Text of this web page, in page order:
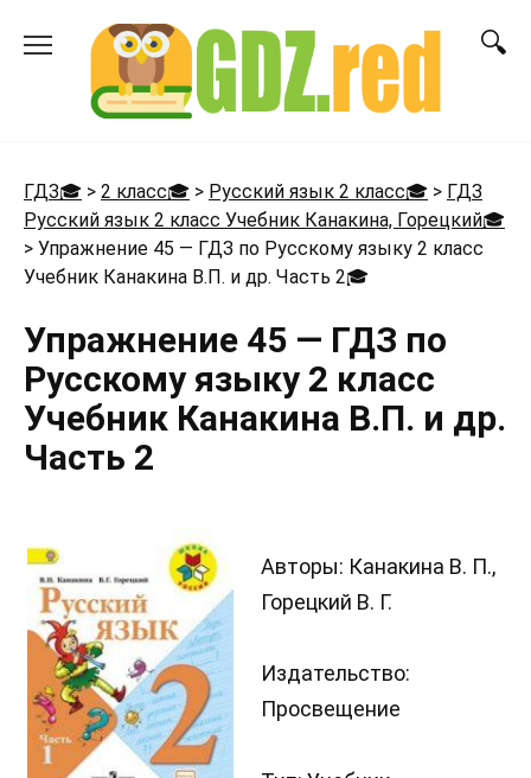
ГДЗ🎓 > 2 класс🎓 > Русский язык 2 класс🎓 > ГДЗ
Русский язык 2 класс Учебник Канакина, Горецкий🎓
> Упражнение 45 — ГДЗ по Русскому языку 2 класс
Учебник Канакина В.П. и др. Часть 2🎓
Упражнение 45 — ГДЗ по
Русскому языку 2 класс
Учебник Канакина В.П. и др.
Часть 2
Авторы: Канакина В. П.,
Горецкий В. Г.
Издательство:
Просвещение